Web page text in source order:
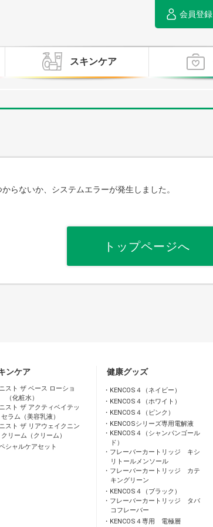
会員登録
スキンケア
らないか、システムエラーが発生しました。
トップページへ
ンケア
スト ザ ベース ローショ
（化粧水）
スト ザ アクティベイテッ
セラム（美容乳液）
スト ザ リアウェイクニン
クリーム（クリーム）
シャルケアセット
健康グッズ
KENCOS４（ネイビー）
KENCOS４（ホワイト）
KENCOS４（ピンク）
KENCOSシリーズ専用電解液
KENCOS４（シャンパンゴール
ド）
フレーバーカートリッジ キシ
リトールメンソール
フレーバーカートリッジ カテ
キングリーン
KENCOS４（ブラック）
フレーバーカートリッジ タバ
コフレーバー
KENCOS４専用 電極層